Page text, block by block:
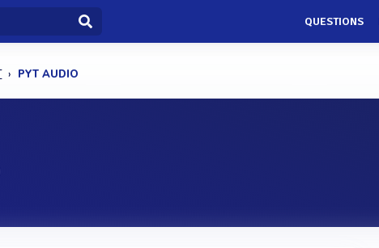
QUESTIONS
PYT AUDIO